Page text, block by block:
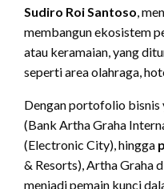
Sudiro Roi Santoso,
membangun ekosistem
atau keramaian, yang
seperti area olahraga,
Dengan portofolio bisnis
(Bank Artha Graha
(Electronic City), hingga
& Resorts), Artha Graha
menjadi pemain kunci